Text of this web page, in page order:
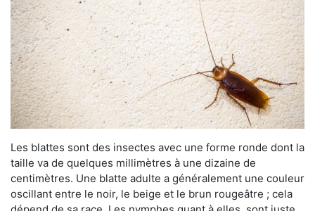
Les blattes sont des insectes avec une forme ronde dont la
taille va de quelques millimètres à une dizaine de
centimètres. Une blatte adulte a généralement une couleur
oscillant entre le noir, le beige et le brun rougeâtre ; cela